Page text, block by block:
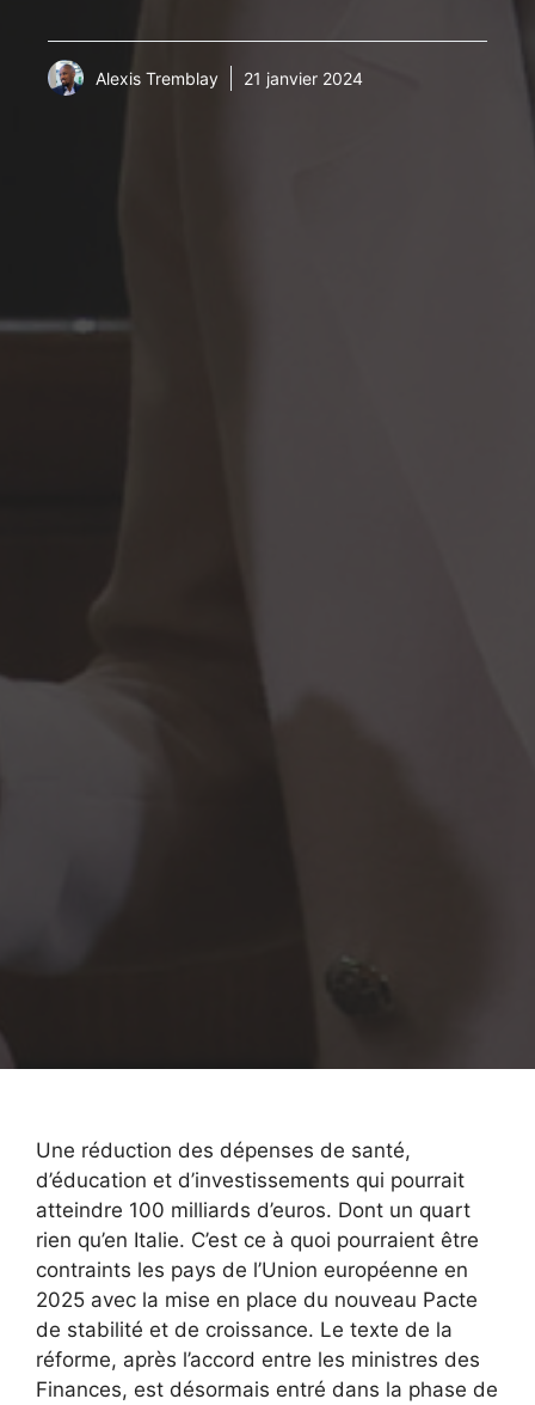
Alexis Tremblay 21 janvier 2024
Une réduction des dépenses de santé,
d’éducation et d’investissements qui pourrait
atteindre 100 milliards d’euros. Dont un quart
rien qu’en Italie. C’est ce à quoi pourraient être
contraints les pays de l’Union européenne en
2025 avec la mise en place du nouveau Pacte
de stabilité et de croissance. Le texte de la
réforme, après l’accord entre les ministres des
Finances, est désormais entré dans la phase de